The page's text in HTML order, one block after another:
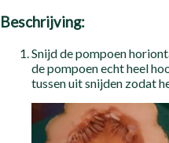
Beschrijving:
Snijd de pompoen
de pompoen echt heel
tussen uit snijden zodat